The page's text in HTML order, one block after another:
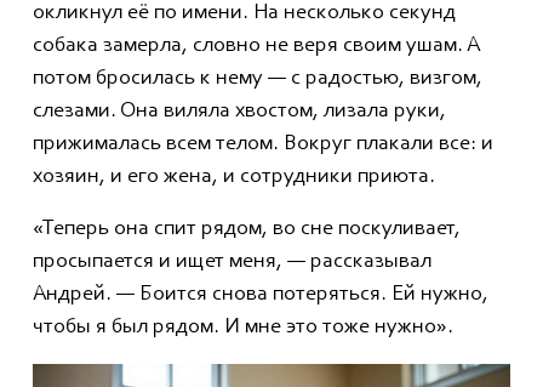
окликнул её по имени. На несколько секунд
собака замерла, словно не веря своим ушам. А
потом бросилась к нему — с радостью, визгом,
слезами. Она виляла хвостом, лизала руки,
прижималась всем телом. Вокруг плакали все: и
хозяин, и его жена, и сотрудники приюта.
«Теперь она спит рядом, во сне поскуливает,
просыпается и ищет меня, — рассказывал
Андрей. — Боится снова потеряться. Ей нужно,
чтобы я был рядом. И мне это тоже нужно».